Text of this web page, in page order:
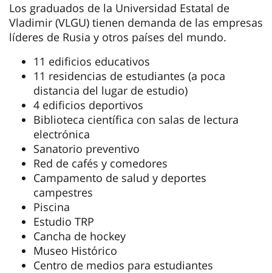
Los graduados de la Universidad Estatal de
Vladimir (VLGU) tienen demanda de las empresas
líderes de Rusia y otros países del mundo.
11 edificios educativos
11 residencias de estudiantes (a poca
distancia del lugar de estudio)
4 edificios deportivos
Biblioteca científica con salas de lectura
electrónica
Sanatorio preventivo
Red de cafés y comedores
Campamento de salud y deportes
campestres
Piscina
Estudio TRP
Cancha de hockey
Museo Histórico
Centro de medios para estudiantes